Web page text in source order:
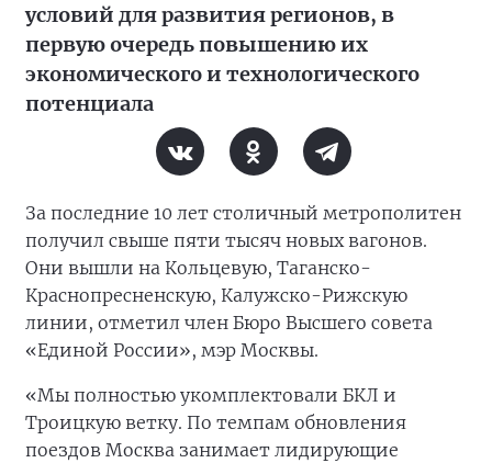
условий для развития регионов, в
первую очередь повышению их
экономического и технологического
потенциала
За последние 10 лет столичный метрополитен
получил свыше пяти тысяч новых вагонов.
Они вышли на Кольцевую, Таганско-
Краснопресненскую, Калужско-Рижскую
линии, отметил член Бюро Высшего совета
«Единой России», мэр Москвы.
«Мы полностью укомплектовали БКЛ и
Троицкую ветку. По темпам обновления
поездов Москва занимает лидирующие